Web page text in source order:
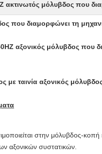
ακτινωτός μόλυβδος που
που διαμορφώνει τη
αξονικός μόλυβδος
με ταινία αξονικός
στην μόλυβδος-
αξονικών συστατικών.